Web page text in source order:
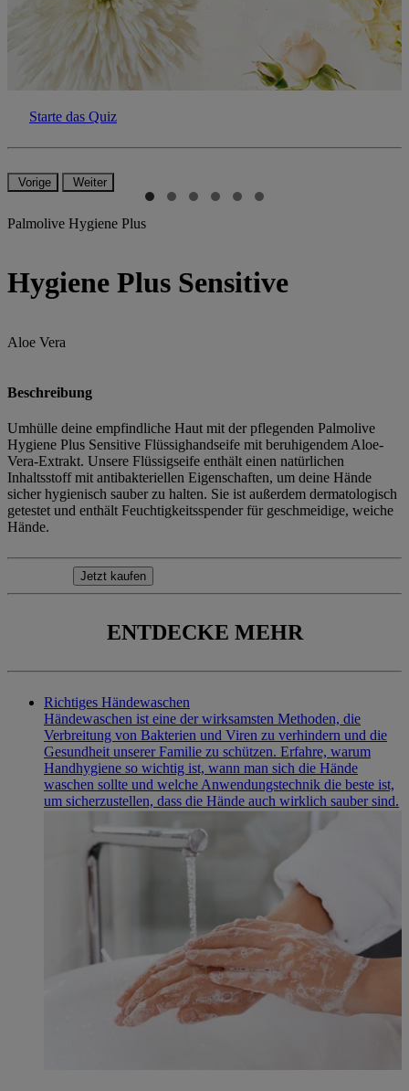
Starte das Quiz
Vorige Weiter
Palmolive Hygiene Plus
Hygiene Plus Sensitive
Aloe Vera
Beschreibung
Umhülle deine empfindliche Haut mit der pflegenden Palmolive
Hygiene Plus Sensitive Flüssighandseife mit beruhigendem Aloe-
Vera-Extrakt. Unsere Flüssigseife enthält einen natürlichen
Inhaltsstoff mit antibakteriellen Eigenschaften, um deine Hände
sicher hygienisch sauber zu halten. Sie ist außerdem dermatologisch
getestet und enthält Feuchtigkeitsspender für geschmeidige, weiche
Hände.
Jetzt kaufen
ENTDECKE MEHR
Richtiges Händewaschen
Händewaschen ist eine der wirksamsten Methoden, die
Verbreitung von Bakterien und Viren zu verhindern und die
Gesundheit unserer Familie zu schützen. Erfahre, warum
Handhygiene so wichtig ist, wann man sich die Hände
waschen sollte und welche Anwendungstechnik die beste ist,
um sicherzustellen, dass die Hände auch wirklich sauber sind.